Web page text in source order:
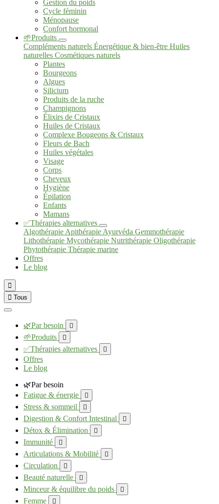
Gestion du poids
Cycle féminin
Ménopause
Confort hormonal
🌱Produits
Compléments naturels Énergétique & bien-être Huiles
naturelles Cosmétiques naturels
Plantes
Bourgeons
Algues
Silicium
Produits de la ruche
Champignons
Élixirs de Cristaux
Huiles de Cristaux
Complexe Bougeons & Cristaux
Fleurs de Bach
Huiles végétales
Visage
Corps
Cheveux
Hygiène
Épilation
Enfants
Mamans
✅Thérapies alternatives
Algothérapie Apithérapie Ayurvéda Gemmothérapie
Lithothérapie Mycothérapie Nutrithérapie Oligothérapie
Phytothérapie Thérapie marine
Offres
Le blog

 Tous
🌿Par besoin 
🌱Produits 
✅Thérapies alternatives 
Offres
Le blog
🌿Par besoin
Fatigue & énergie

Stress & sommeil 
Digestion & Confort Intestinal 
Détox & Élimination 
Immunité 
Articulations & Mobilité 
Circulation 
Beauté naturelle 
Minceur & équilibre du poids 
Femme 